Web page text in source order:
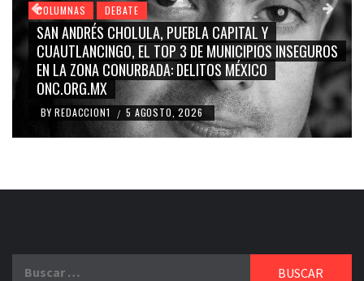
DEBATE
CHOLULA, PUEBLA CAPITAL Y
EL TOP 3 DE MUNICIPIOS INSEGUROS
CONURBADA: DELITOS MÉXICO
/ 5 AGOSTO, 2026
COLUMNAS
GRACE
CARMEN
BLANCO,
BY